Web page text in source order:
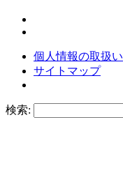
個人情報の取扱い
サイトマップ
検索: